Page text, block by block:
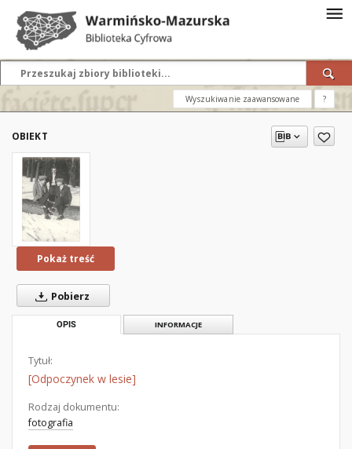
Wyszukiwanie zaawansowane ?
OBIEKT
Pokaż treść
Pobierz
OPIS INFORMACJE
Tytuł:
[Odpoczynek w lesie]
Rodzaj dokumentu:
fotografia